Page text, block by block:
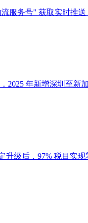
服务号" 获取实时推
2025 年新增深圳至新
级后，97% 税目实